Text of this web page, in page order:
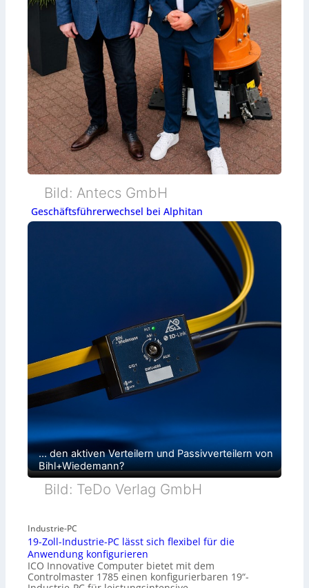
Bild: Antecs GmbH
Geschäftsführerwechsel bei Alphitan
… den aktiven Verteilern und Passivverteilern von
Bihl+Wiedemann?
Bild: TeDo Verlag GmbH
Industrie-PC
19-Zoll-Industrie-PC lässt sich flexibel für die
Anwendung konfigurieren
ICO Innovative Computer bietet mit dem
Controlmaster 1785 einen konfigurierbaren 19“-